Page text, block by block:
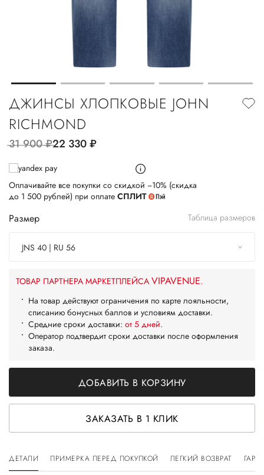
ДЖИНСЫ ХЛОПКОВЫЕ JOHN
RICHMOND
31 900руб.22 330руб.
Оплачивайте все покупки со скидкой −10% (скидка
до 1 500 рублей) при оплате СПЛИТ
Размер Таблица размеров
JNS 40 | RU 56
ТОВАР ПАРТНЕРА МАРКЕТПЛЕЙСА VIPAVENUE.
На товар действуют ограничения по карте лояльности,
списанию бонусных баллов и условиям доставки.
Средние сроки доставки: от 5 дней.
Оператор подтвердит сроки доставки после оформления
заказа.
ДОБАВИТЬ В КОРЗИНУ
ЗАКАЗАТЬ В 1 КЛИК
ДЕТАЛИ ПРИМЕРКА ПЕРЕД ПОКУПКОЙ ЛЕГКИЙ ВОЗВРАТ